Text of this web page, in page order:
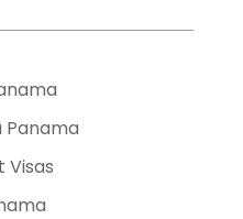
Panama
Visas